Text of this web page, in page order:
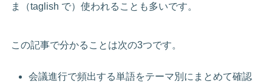
ま（taglish で）使われることも多いです。
この記事で分かることは次の3つです。
会議進行で頻出する単語をテーマ別にまとめて確認